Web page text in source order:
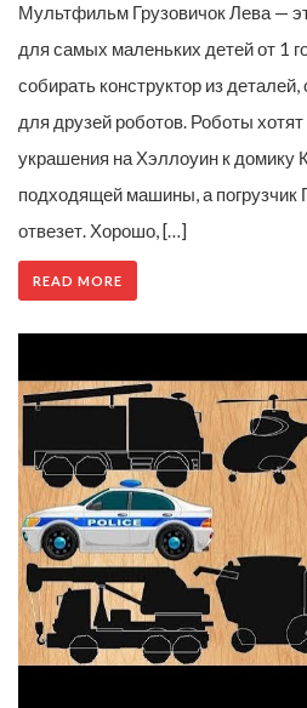
Мультфильм Грузовичок Лева —
для самых маленьких детей от 1
собирать конструктор из деталей,
для друзей роботов. Роботы
украшения на Хэллоуин к домику
подходящей машины, а погрузчик
отвезет. Хорошо, […]
READ MORE